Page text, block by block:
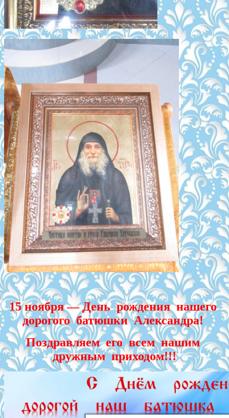
15 ноября — День рождения нашего
дорогого батюшки Александра!
Поздравляем его всем нашим
дружным приходом!!!